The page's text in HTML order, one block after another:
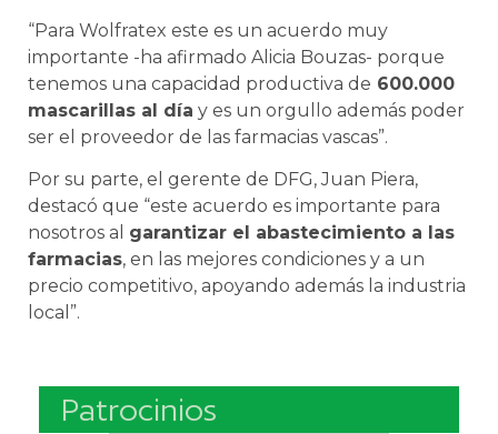
“Para Wolfratex este es un acuerdo muy
importante -ha afirmado Alicia Bouzas- porque
tenemos una capacidad productiva de 600.000
mascarillas al día y es un orgullo además poder
ser el proveedor de las farmacias vascas”.
Por su parte, el gerente de DFG, Juan Piera,
destacó que “este acuerdo es importante para
nosotros al garantizar el abastecimiento a las
farmacias, en las mejores condiciones y a un
precio competitivo, apoyando además la industria
local”.
Patrocinios